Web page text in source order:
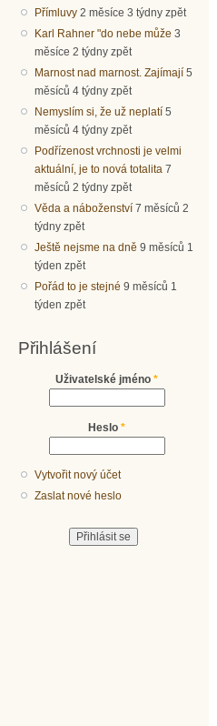
Přímluvy 2 měsíce 3 týdny zpět
Karl Rahner "do nebe může 3
měsíce 2 týdny zpět
Marnost nad marnost. Zajímají 5
měsíců 4 týdny zpět
Nemyslím si, že už neplatí 5
měsíců 4 týdny zpět
Podřízenost vrchnosti je velmi
aktuální, je to nová totalita 7
měsíců 2 týdny zpět
Věda a náboženství 7 měsíců 2
týdny zpět
Ještě nejsme na dně 9 měsíců 1
týden zpět
Pořád to je stejné 9 měsíců 1
týden zpět
Přihlášení
Uživatelské jméno *
Heslo *
Vytvořit nový účet
Zaslat nové heslo